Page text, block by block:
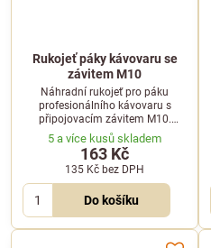
Rukojeť páky kávovaru se
závitem M10
Náhradní rukojeť pro páku
profesionálního kávovaru s
připojovacím závitem M10.
Ergonomický tvar zajišťuje
pohodlný úchop a snadnou
manipulaci při každodenní
přípravě kávy.
5 a více kusů skladem
163 Kč
135 Kč bez DPH
Do košíku